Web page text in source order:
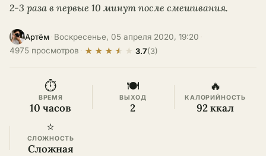
2-3 раза в первые 10 минут после смешивания.
Артём Воскресенье, 05 апреля 2020, 19:20
4975 просмотров
★ ★ ★ ★ ★ 3.7(3)
⏱
ВРЕМЯ
10 часов
🍽
ВЫХОД
2
🔥
КАЛОРИЙНОСТЬ
92 ккал
⭐
СЛОЖНОСТЬ
Сложная